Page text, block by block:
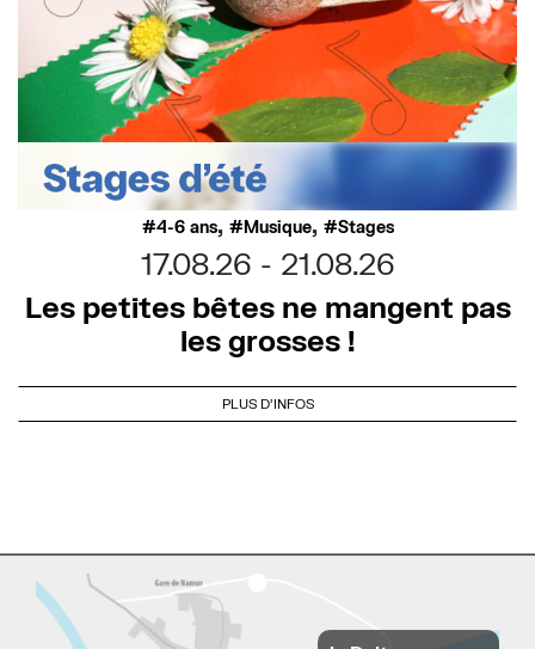
4-6 ans, Musique, Stages
17.08.26
21.08.26
Les petites bêtes ne mangent pas
les grosses !
PLUS D'INFOS